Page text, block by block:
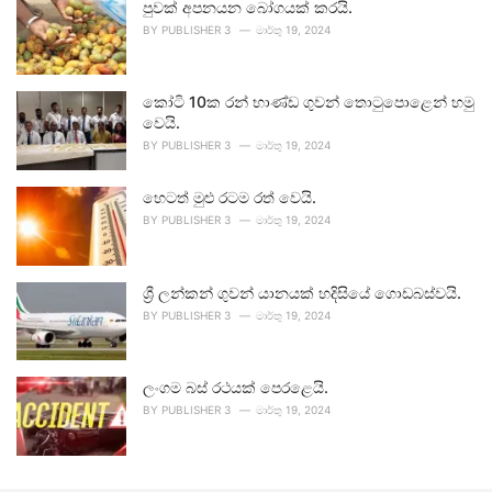
පුවක් අපනයන බෝගයක් කරයි.
BY PUBLISHER 3 මාර්තු 19, 2024
කෝටි 10ක රන් භාණ්ඩ ගුවන් තොටුපොළෙන් හමු
වෙයි.
BY PUBLISHER 3 මාර්තු 19, 2024
හෙටත් මුළු රටම රත් වෙයි.
BY PUBLISHER 3 මාර්තු 19, 2024
ශ්‍රී ලන්කන් ගුවන් යානයක් හදිසියේ ගොඩබස්වයි.
BY PUBLISHER 3 මාර්තු 19, 2024
ලංගම බස් රථයක් පෙරළෙයි.
BY PUBLISHER 3 මාර්තු 19, 2024